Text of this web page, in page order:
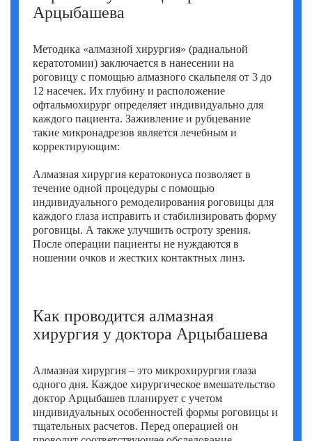
Арцыбашева
Методика «алмазной хирургия» (радиальной
кератотомии) заключается в нанесении на
роговицу с помощью алмазного скальпеля от 3 до
12 насечек. Их глубину и расположение
офтальмохирург определяет индивидуально для
каждого пациента. Заживление и рубцевание
такие микронадрезов является лечебным и
корректирующим:
Алмазная хирургия кератоконуса позволяет в
течение одной процедуры с помощью
индивидуального ремоделирования роговицы для
каждого глаза исправить и стабилизировать форму
роговицы. А также улучшить остроту зрения.
После операции пациенты не нуждаются в
ношении очков и жестких контактных линз.
Как проводится алмазная
хирургия у доктора Арцыбашева
Алмазная хирургия – это микрохирургия глаза
одного дня. Каждое хирургическое вмешательство
доктор Арцыбашев планирует с учетом
индивидуальных особенностей формы роговицы и
тщательных расчетов. Перед операцией он